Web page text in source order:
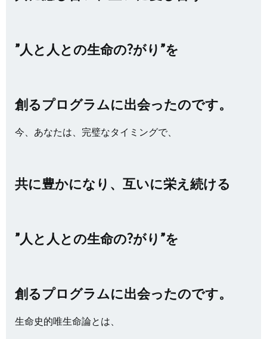
”人と人との生命の?がり”を
創るプログラムに出会ったのです。
今、あなたは、完璧なタイミングで、
共に豊かになり、互いに栄え続ける
”人と人との生命の?がり”を
創るプログラムに出会ったのです。
生命史的唯生命論とは、